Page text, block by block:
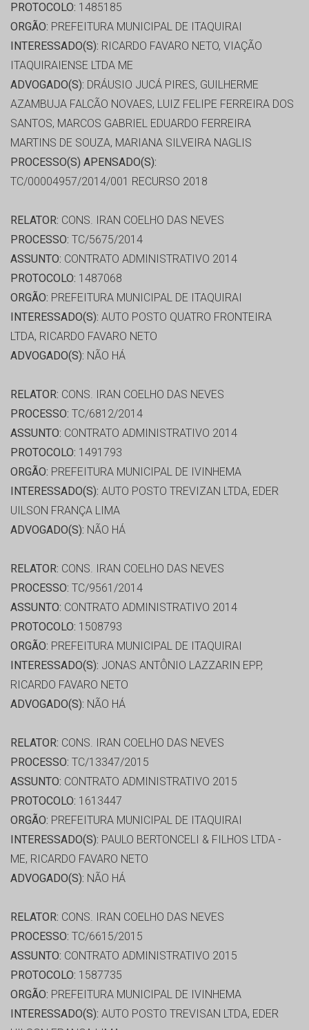
PROTOCOLO: 1485185
ORGÃO: PREFEITURA MUNICIPAL DE ITAQUIRAI
INTERESSADO(S): RICARDO FAVARO NETO, VIAÇÃO
ITAQUIRAIENSE LTDA ME
ADVOGADO(S): DRÁUSIO JUCÁ PIRES, GUILHERME
AZAMBUJA FALCÃO NOVAES, LUIZ FELIPE FERREIRA DOS
SANTOS, MARCOS GABRIEL EDUARDO FERREIRA
MARTINS DE SOUZA, MARIANA SILVEIRA NAGLIS
PROCESSO(S) APENSADO(S):
TC/00004957/2014/001 RECURSO 2018
RELATOR: CONS. IRAN COELHO DAS NEVES
PROCESSO: TC/5675/2014
ASSUNTO: CONTRATO ADMINISTRATIVO 2014
PROTOCOLO: 1487068
ORGÃO: PREFEITURA MUNICIPAL DE ITAQUIRAI
INTERESSADO(S): AUTO POSTO QUATRO FRONTEIRA
LTDA, RICARDO FAVARO NETO
ADVOGADO(S): NÃO HÁ
RELATOR: CONS. IRAN COELHO DAS NEVES
PROCESSO: TC/6812/2014
ASSUNTO: CONTRATO ADMINISTRATIVO 2014
PROTOCOLO: 1491793
ORGÃO: PREFEITURA MUNICIPAL DE IVINHEMA
INTERESSADO(S): AUTO POSTO TREVIZAN LTDA, EDER
UILSON FRANÇA LIMA
ADVOGADO(S): NÃO HÁ
RELATOR: CONS. IRAN COELHO DAS NEVES
PROCESSO: TC/9561/2014
ASSUNTO: CONTRATO ADMINISTRATIVO 2014
PROTOCOLO: 1508793
ORGÃO: PREFEITURA MUNICIPAL DE ITAQUIRAI
INTERESSADO(S): JONAS ANTÔNIO LAZZARIN EPP,
RICARDO FAVARO NETO
ADVOGADO(S): NÃO HÁ
RELATOR: CONS. IRAN COELHO DAS NEVES
PROCESSO: TC/13347/2015
ASSUNTO: CONTRATO ADMINISTRATIVO 2015
PROTOCOLO: 1613447
ORGÃO: PREFEITURA MUNICIPAL DE ITAQUIRAI
INTERESSADO(S): PAULO BERTONCELI & FILHOS LTDA -
ME, RICARDO FAVARO NETO
ADVOGADO(S): NÃO HÁ
RELATOR: CONS. IRAN COELHO DAS NEVES
PROCESSO: TC/6615/2015
ASSUNTO: CONTRATO ADMINISTRATIVO 2015
PROTOCOLO: 1587735
ORGÃO: PREFEITURA MUNICIPAL DE IVINHEMA
INTERESSADO(S): AUTO POSTO TREVISAN LTDA, EDER